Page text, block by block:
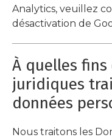
Analytics, veuillez
désactivation de
À quelles
juridiques
données
Nous traitons les